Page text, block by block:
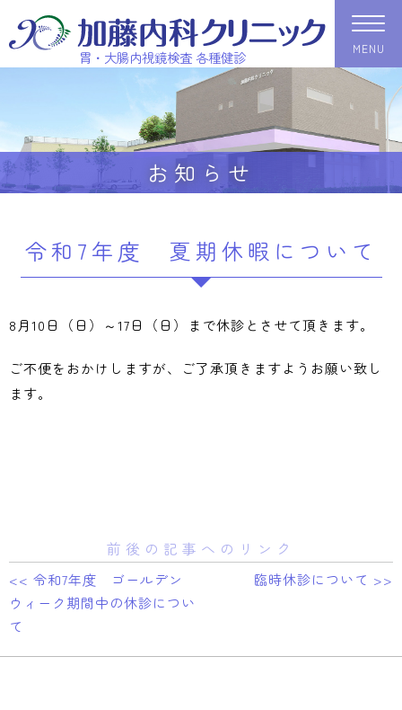
胃・大腸内視鏡検査 各種健診 MENU
お知らせ
令和7年度 夏期休暇について
8月10日（日）～17日（日）まで休診とさせて頂きます。
ご不便をおかけしますが、ご了承頂きますようお願い致し
ます。
前後の記事へのリンク
<< 令和7年度 ゴールデン
ウィーク期間中の休診につい
て
臨時休診について >>